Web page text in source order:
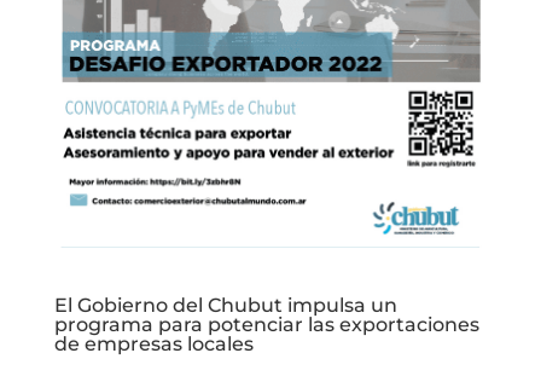
El Gobierno del Chubut impulsa un
programa para potenciar las exportaciones
de empresas locales